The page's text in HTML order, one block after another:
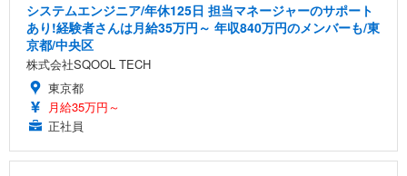
システムエンジニア/年休125日 担当マネージャーのサポート
あり!経験者さんは月給35万円～ 年収840万円のメンバーも/東
京都/中央区
株式会社SQOOL TECH
東京都
月給35万円～
正社員